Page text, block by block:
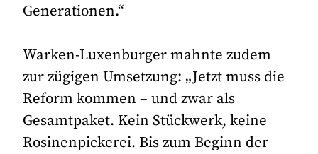
Generationen.“
Warken-Luxenburger mahnte zudem
zur zügigen Umsetzung: „Jetzt muss die
Reform kommen – und zwar als
Gesamtpaket. Kein Stückwerk, keine
Rosinenpickerei. Bis zum Beginn der